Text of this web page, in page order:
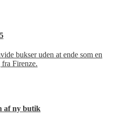
bukser uden at ende som en
Firenze.
af ny butik